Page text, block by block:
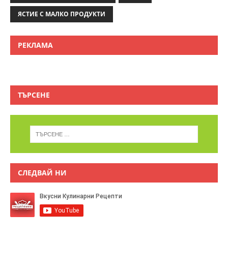
ЯСТИЕ С МАЛКО ПРОДУКТИ
РЕКЛАМА
ТЪРСЕНЕ
СЛЕДВАЙ НИ